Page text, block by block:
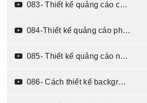
083- Thiết kế quảng cáo công nghệ (15:30)
084-Thiết kế quảng cáo phong cách tương lai (13:50)
085- Thiết kế quảng cáo ngành hàng sữa (15:44)
086- Cách thiết kế background phong cách taobao cho banner (21:40)